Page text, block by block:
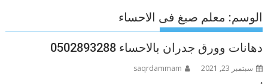
الوسم: معلم صبغ فى الاحساء
دهانات وورق جدران بالاحساء 0502893288
سبتمبر 23, 2021 saqrdammam